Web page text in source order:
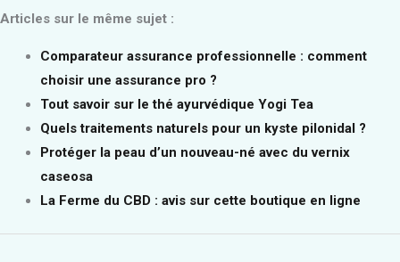
Articles sur le même sujet :
Comparateur assurance professionnelle : comment
choisir une assurance pro ?
Tout savoir sur le thé ayurvédique Yogi Tea
Quels traitements naturels pour un kyste pilonidal ?
Protéger la peau d’un nouveau-né avec du vernix
caseosa
La Ferme du CBD : avis sur cette boutique en ligne